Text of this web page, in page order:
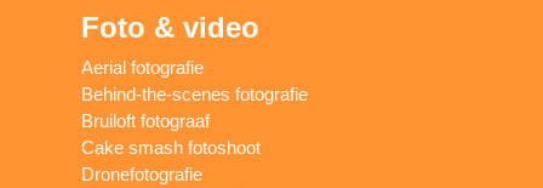
Foto & video
Aerial fotografie
Behind-the-scenes fotografie
Bruiloft fotograaf
Cake smash fotoshoot
Dronefotografie